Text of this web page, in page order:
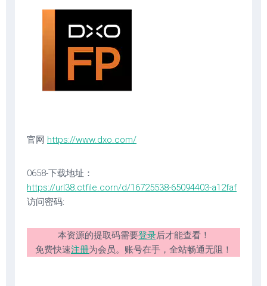
官网 https://www.dxo.com/
0658-下载地址：
https://url38.ctfile.corn/d/16725538-65094403-a12faf
访问密码:
本资源的提取码需要登录后才能查看！
免费快速注册为会员。账号在手，全站畅通无阻！